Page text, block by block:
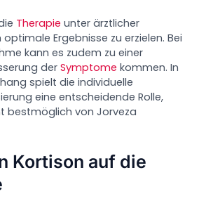
Therapie unter ärztlicher
Ergebnisse zu erzielen. Bei
kann es zudem zu einer
derSymptome kommen. In
spielt die individuelle
eine entscheidende Rolle,
bestmöglich von Jorveza
Kortison auf die